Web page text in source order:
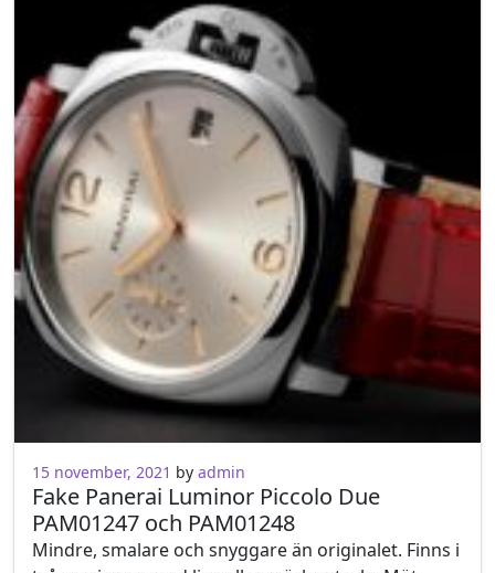
15 november, 2021 by admin
Fake Panerai Luminor Piccolo Due
PAM01247 och PAM01248
Mindre, smalare och snyggare än originalet. Finns i